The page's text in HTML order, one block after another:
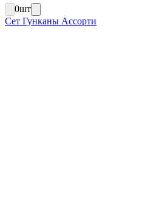
0шт
Сет Гунканы Ассорти